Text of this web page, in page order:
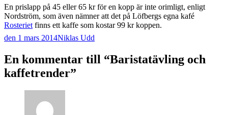
En prislapp på 45 eller 65 kr för en kopp är inte orimligt, enligt
Nordström, som även nämner att det på Löfbergs egna kafé
Rosteriet finns ett kaffe som kostar 99 kr koppen.
den 1 mars 2014Niklas Udd
navigation
En kommentar till “Baristatävling och
kaffetrender”